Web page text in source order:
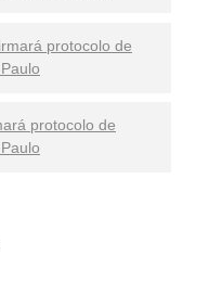
protocolo de
protocolo de